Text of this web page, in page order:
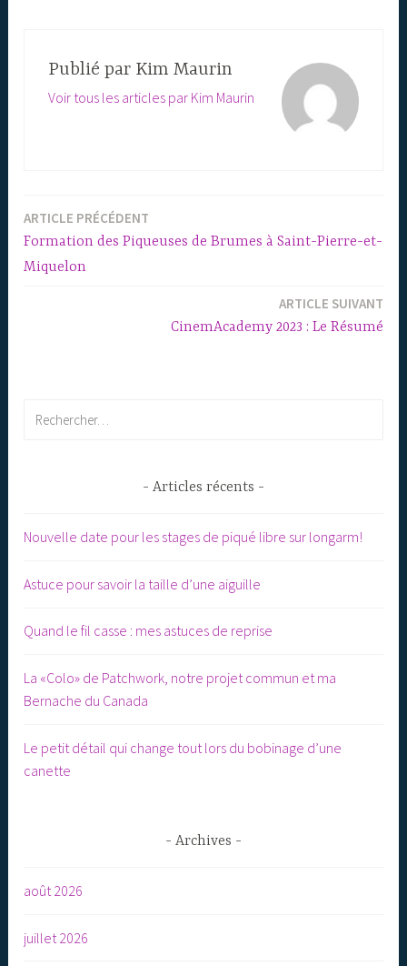
Publié par Kim Maurin
Voir tous les articles par Kim Maurin
Navigation
ARTICLE PRÉCÉDENT
Formation des Piqueuses de Brumes à Saint-Pierre-et-
Miquelon
ARTICLE SUIVANT
CinemAcademy 2023 : Le Résumé
Articles récents
Nouvelle date pour les stages de piqué libre sur longarm!
Astuce pour savoir la taille d’une aiguille
Quand le fil casse : mes astuces de reprise
La «Colo» de Patchwork, notre projet commun et ma
Bernache du Canada
Le petit détail qui change tout lors du bobinage d’une
canette
Archives
août 2026
juillet 2026